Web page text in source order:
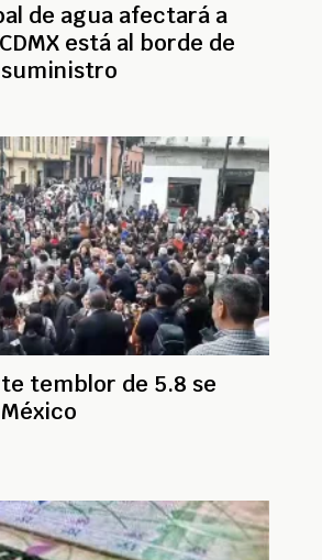
de agua afectará a
está al borde de
temblor de 5.8 se